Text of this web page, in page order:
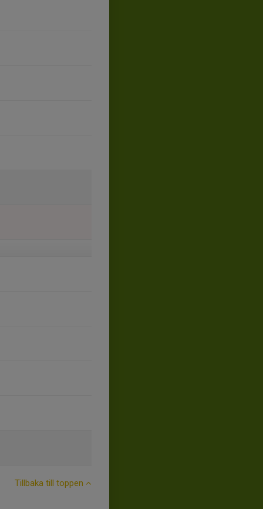
Tillbaka till toppen